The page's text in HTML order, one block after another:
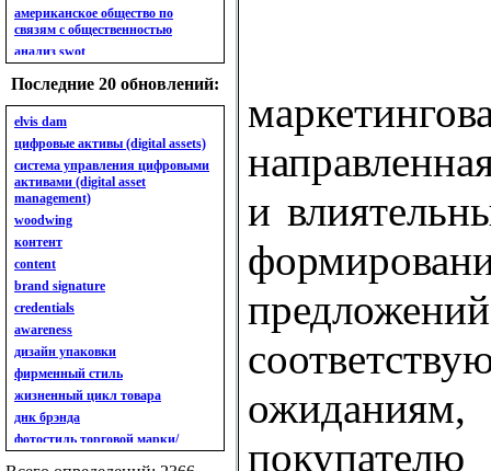
американское общество по
связям с общественностью
анализ swot
анализ бизнес-портфеля
анализ имиджа
анализ кластерный
анализ конкурентов
анализ кросс-культурных
особенностей
анализ мак кинси «7s»
анализ макросистемы
анализ маркетинговый
анализ рынка
анализ ситуационный
анализ экспертный
индивидуальный
анкета
ассортимент
ассортимент товарный.
планирование товарного
ассортимента
ассортимент. глубина
Последние 20 обновлений:
elvis dam
цифровые активы (digital assets)
система управления цифровыми
активами (digital asset
management)
woodwing
контент
content
brand signature
credentials
awareness
дизайн упаковки
фирменный стиль
жизненный цикл товара
днк брэнда
фотостиль торговой марки/
линейки продукции
и